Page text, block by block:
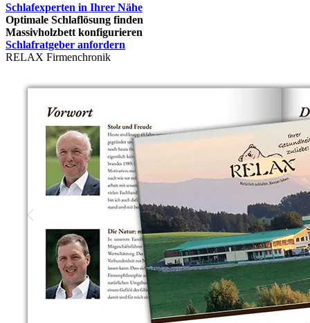
Schlafexperten in Ihrer Nähe
Optimale Schlaflösung finden
Massivholzbett konfigurieren
Schlafratgeber anfordern
RELAX Firmenchronik